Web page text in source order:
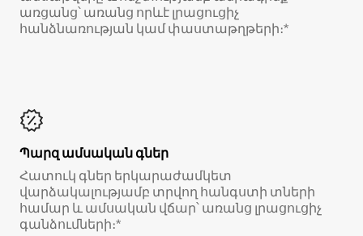
առցանց՝ առանց որևէ լրացուցիչ
հանձնառության կամ փաստաթղթերի։*
Պարզ ամսական գներ
Հատուկ գներ երկարաժամկետ
վարձակալությամբ տրվող հանգստի տների
համար և ամսական վճար՝ առանց լրացուցիչ
գանձումների։*